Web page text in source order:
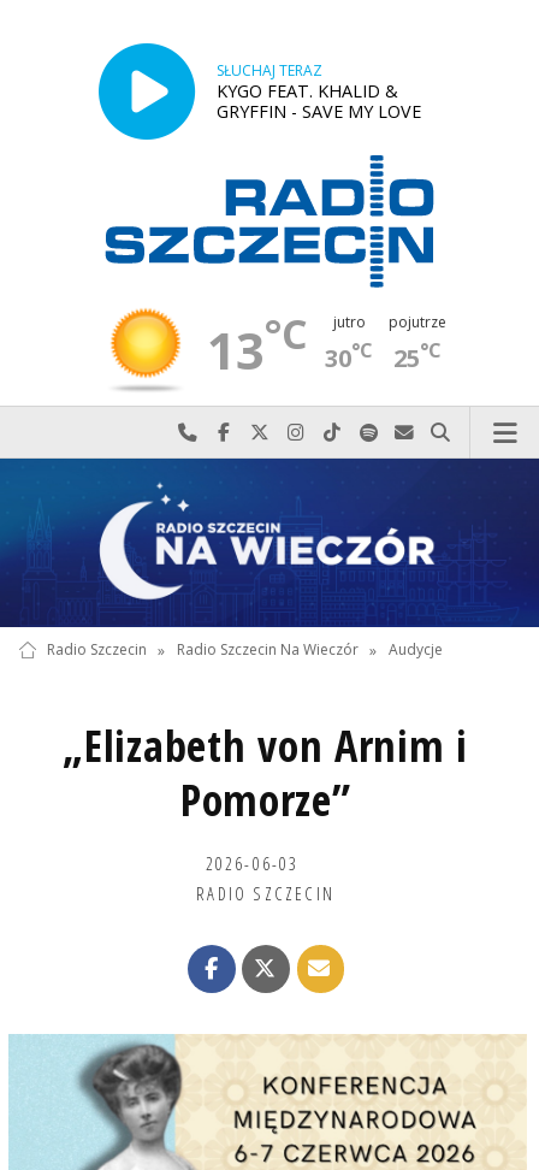
SŁUCHAJ TERAZ
KYGO FEAT. KHALID &
GRYFFIN - SAVE MY LOVE
13°C jutro
30°C
pojutrze
25°C
Najlepiej po prostu do nas zadzwoń
Odwiedź nas na Facebook-u
Odwiedź nas na X
Odwiedź nas na Instagram-ie
Odwiedź nas na TikTok-u
Szukaj nas na Spotify
Wyślij do nas
Szukaj
Radio Szczecin » Radio Szczecin Na Wieczór » Audycje
„Elizabeth von Arnim i
Pomorze”
2026-06-03
RADIO SZCZECIN